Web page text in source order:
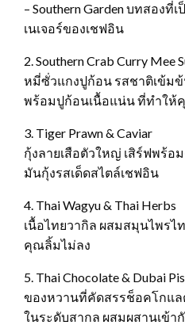
– Southern Garden บทสองที่
เนเจอร์ของเชฟอิน
2. Southern Crab Curry Mee
หมี่ซั่วแกงปูก้อน รสชาติเข้มข้
พร้อมปูก้อนเนื้อแน่น ที่ทำให้
3. Tiger Prawn & Caviar
กุ้งลายเสือตัวใหญ่ เสิร์ฟพร้อ
มันกุ้งรสเด็ดสไตล์เชฟอิน
4. Thai Wagyu & Thai Herbs
เนื้อไทยวากิล ผสมสมุนไพร
คุณลิ้มไม่ลง
5. Thai Chocolate & Dubai
ของหวานที่คัดสรรช็อคโกแ
ในระดับสากล ผสมผสานเข้